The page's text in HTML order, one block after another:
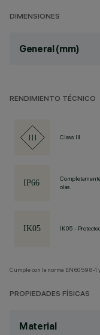
DIMENSIONES
General (mm)
RENDIMIENTO TÉCNICO
Class III
olas.
IK05 -
Cumple con la norma EN60598-1
PROPIEDADES FÍSICAS
Material